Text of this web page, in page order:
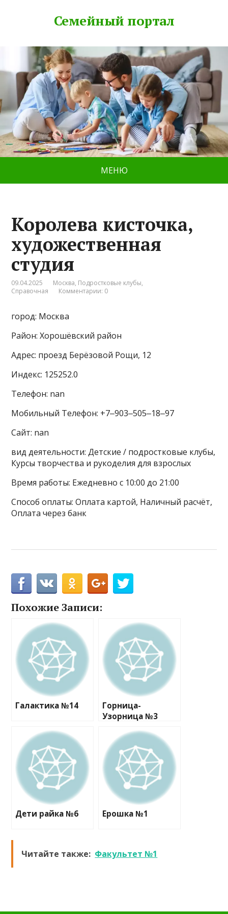
Семейный портал
МЕНЮ
Королева кисточка,
художественная
студия
09.04.2025 Москва, Подростковые клубы,
Справочная
Комментарии: 0
город: Москва
Район: Хорошёвский район
Адрес: проезд Берёзовой Рощи, 12
Индекс: 125252.0
Телефон: nan
Мобильный Телефон: +7‒903‒505‒18‒97
Сайт: nan
вид деятельности: Детские / подростковые клубы,
Курсы творчества и рукоделия для взрослых
Время работы: Ежедневно с 10:00 до 21:00
Способ оплаты: Оплата картой, Наличный расчёт,
Оплата через банк
Похожие Записи:
Галактика №14
Горница-
Узорница №3
Дети райка №6 Ерошка №1
Читайте также: Факультет №1